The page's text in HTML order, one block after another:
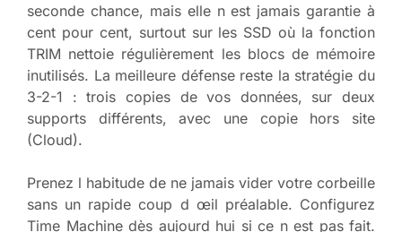
seconde chance, mais elle n est jamais garantie à
cent pour cent, surtout sur les SSD où la fonction
TRIM nettoie régulièrement les blocs de mémoire
inutilisés. La meilleure défense reste la stratégie du
3-2-1 : trois copies de vos données, sur deux
supports différents, avec une copie hors site
(Cloud).
Prenez l habitude de ne jamais vider votre corbeille
sans un rapide coup d œil préalable. Configurez
Time Machine dès aujourd hui si ce n est pas fait.